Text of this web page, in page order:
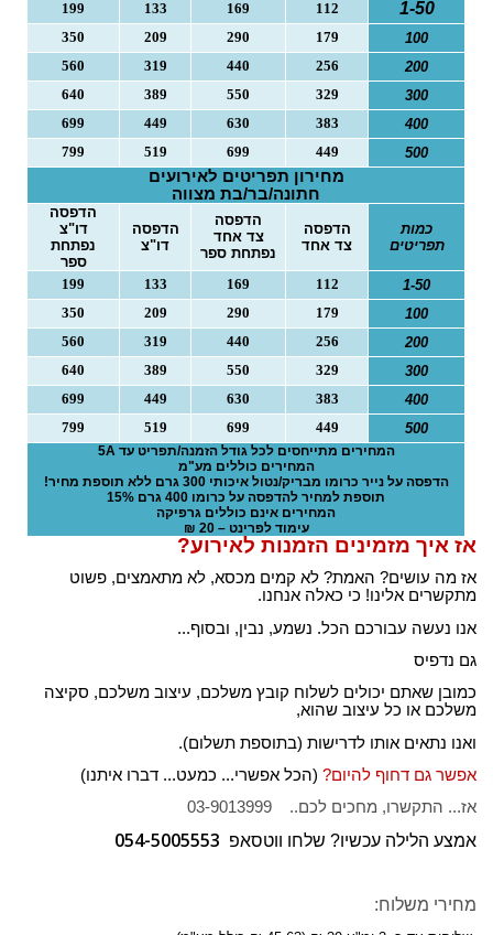
o
n
1-50
112
169
133
199
100
179
290
209
350
200
256
440
319
560
300
329
550
389
640
400
383
630
449
699
500
449
699
519
799
מחירון תפריטים לאירועים
חתונה/בר/בת מצווה
כמות
תפריטים
הדפסה
צד אחד
הדפסה
צד אחד
נפתחת ספר
הדפסה
דו"צ
הדפסה
דו"צ
נפתחת
ספר
1-50
112
169
133
199
100
179
290
209
350
200
256
440
319
560
300
329
550
389
640
400
383
630
449
699
500
449
699
519
799
המחירים מתייחסים לכל גודל הזמנה/תפריט עד 5A
המחירים כוללים מע"מ
הדפסה על נייר כרומו מבריק/נטול איכותי 300 גרם ללא תוספת מחיר!
תוספת למחיר להדפסה על כרומו 400 גרם 15%
המחירים אינם כוללים גרפיקה
עימוד לפרינט – 20 ₪
אז איך מזמינים הזמנות לאירוע?
אז מה עושים? האמת? לא קמים מכסא, לא מתאמצים, פשוט
מתקשרים אלינו! כי כאלה אנחנו.
אנו נעשה עבורכם הכל. נשמע, נבין, ובסוף...
גם נדפיס
כמובן שאתם יכולים לשלוח קובץ משלכם, עיצוב משלכם, סקיצה
משלכם או כל עיצוב שהוא,
ואנו נתאים אותו לדרישות (בתוספת תשלום).
אפשר גם דחוף להיום? (הכל אפשרי... כמעט... דברו איתנו)
אז... התקשרו, מחכים לכם.. 03-9013999
אמצע הלילה עכשיו? שלחו ווטסאפ
מחירי משלוח: